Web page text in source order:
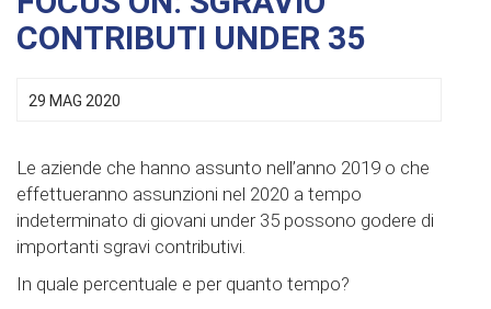
CONTRIBUTI UNDER 35
29 MAG 2020
Le aziende che hanno assunto nell’anno 2019 o che
effettueranno assunzioni nel 2020 a tempo
indeterminato di giovani under 35 possono godere di
importanti sgravi contributivi.
In quale percentuale e per quanto tempo?